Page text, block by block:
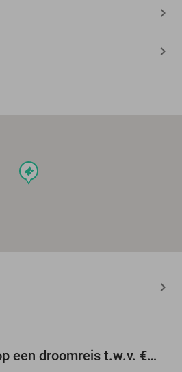
events
Maak gratis kans op een droomreis t.w.v. €3.000!